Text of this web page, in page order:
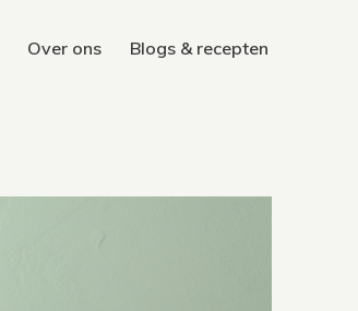
Over ons Blogs & recepten